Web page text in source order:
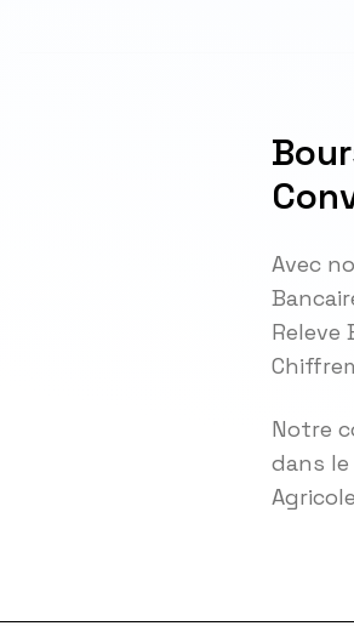
Avec
Notre
dans